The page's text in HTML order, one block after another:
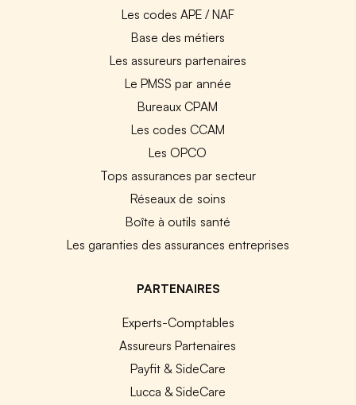
Les codes APE / NAF
Base des métiers
Les assureurs partenaires
Le PMSS par année
Bureaux CPAM
Les codes CCAM
Les OPCO
Tops assurances par secteur
Réseaux de soins
Boîte à outils santé
Les garanties des assurances entreprises
PARTENAIRES
Experts-Comptables
Assureurs Partenaires
Payfit & SideCare
Lucca & SideCare